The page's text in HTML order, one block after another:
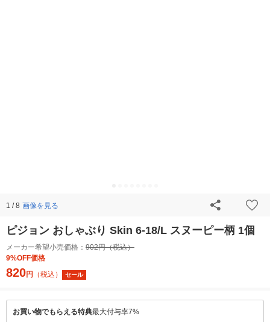
1 / 8 画像を見る
ピジョン おしゃぶり Skin 6-18/L スヌーピー柄 1個
メーカー希望小売価格： 902円（税込）
9%OFF価格
820円 （税込） セール
お買い物でもらえる特典最大付与率7%